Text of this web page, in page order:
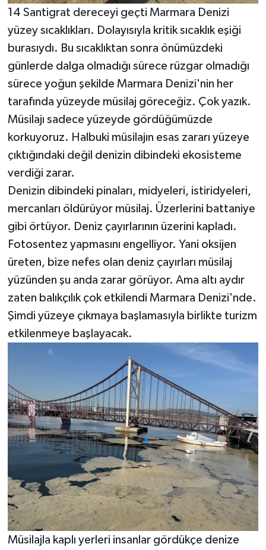
14 Santigrat dereceyi geçti Marmara Denizi
yüzey sıcaklıkları. Dolayısıyla kritik sıcaklık eşiği
burasıydı. Bu sıcaklıktan sonra önümüzdeki
günlerde dalga olmadığı sürece rüzgar olmadığı
sürece yoğun şekilde Marmara Denizi'nin her
tarafında yüzeyde müsilaj göreceğiz. Çok yazık.
Müsilajı sadece yüzeyde gördüğümüzde
korkuyoruz. Halbuki müsilajın esas zararı yüzeye
çıktığındaki değil denizin dibindeki ekosisteme
verdiği zarar.
Denizin dibindeki pinaları, midyeleri, istiridyeleri,
mercanları öldürüyor müsilaj. Üzerlerini battaniye
gibi örtüyor. Deniz çayırlarının üzerini kapladı.
Fotosentez yapmasını engelliyor. Yani oksijen
üreten, bize nefes olan deniz çayırları müsilaj
yüzünden şu anda zarar görüyor. Ama altı aydır
zaten balıkçılık çok etkilendi Marmara Denizi'nde.
Şimdi yüzeye çıkmaya başlamasıyla birlikte turizm
etkilenmeye başlayacak.
Müsilajla kaplı yerleri insanlar gördükçe denize